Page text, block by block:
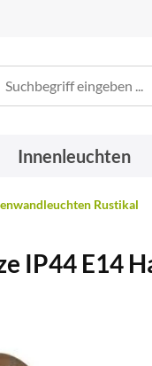
Innenleuchten
Rustikal
IP44 E14